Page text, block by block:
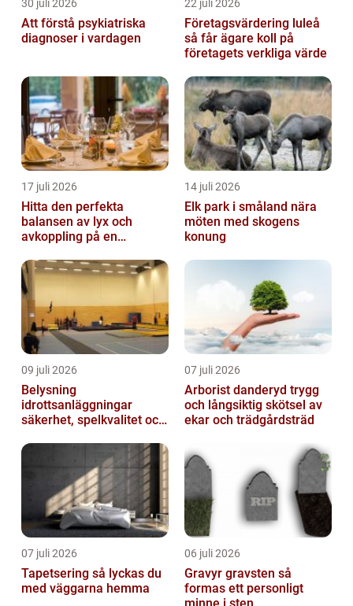
30 juli 2026
Att förstå psykiatriska
diagnoser i vardagen
22 juli 2026
Företagsvärdering luleå
så får ägare koll på
företagets verkliga värde
17 juli 2026
Hitta den perfekta
balansen av lyx och
avkoppling på en
Östermalm
14 juli 2026
Elk park i småland nära
möten med skogens
konung
09 juli 2026
Belysning
idrottsanläggningar
säkerhet, spelkvalitet och
07 juli 2026
Arborist danderyd trygg
och långsiktig skötsel av
ekar och trädgårdsträd
07 juli 2026
Tapetsering så lyckas du
med väggarna hemma
06 juli 2026
Gravyr gravsten så
formas ett personligt